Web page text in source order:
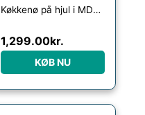
Køkkenø på hjul i MDF og gummitræ H90 x B73 x D48 cm – Hvid/Natur
1,299.00kr.
KØB NU